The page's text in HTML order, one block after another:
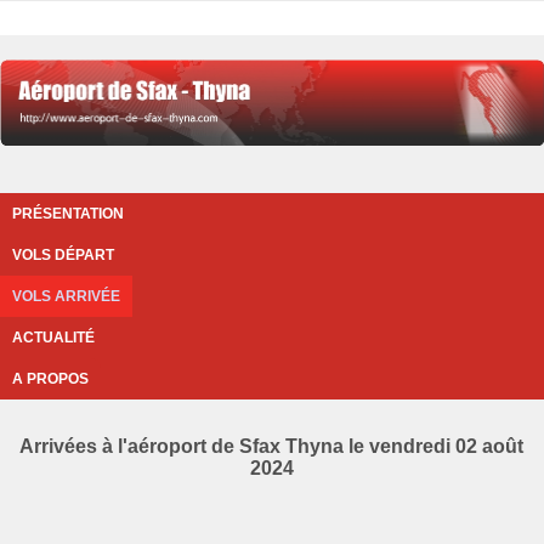
PRÉSENTATION
VOLS DÉPART
VOLS ARRIVÉE
ACTUALITÉ
A PROPOS
Arrivées à l'aéroport de Sfax Thyna le vendredi 02 août
2024